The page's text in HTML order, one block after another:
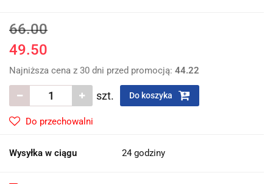
66.00
49.50
Najniższa cena z 30 dni przed promocją: 44.22
szt. Do koszyka
Do przechowalni
Wysyłka w ciągu 24 godziny